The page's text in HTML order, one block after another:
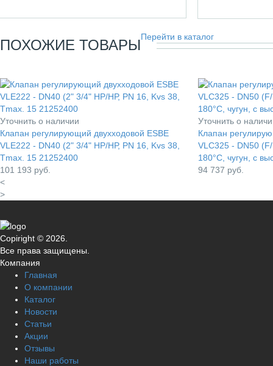
ПОХОЖИЕ ТОВАРЫПерейти в каталог
Уточнить о наличии
Клапан регулирующий двухходовой ESBE
VLE222 - DN40 (2" 3/4" НР/НР, PN 16, Kvs 38,
Tmax. 15 21252400
101 193 руб.
Уточнить о
Клапан
VLC325 - DN50
180°C, чугун, с
94 737 руб.
<
>
Copiright © 2026.
Все права защищены.
Компания
Главная
О компании
Каталог
Новости
Статьи
Акции
Отзывы
Наши работы